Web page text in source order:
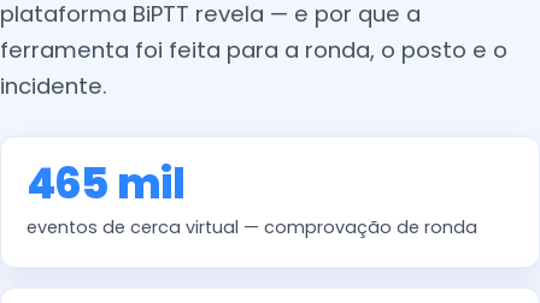
plataforma BiPTT revela — e por que a
ferramenta foi feita para a ronda, o posto e o
incidente.
465 mil
eventos de cerca virtual — comprovação de ronda